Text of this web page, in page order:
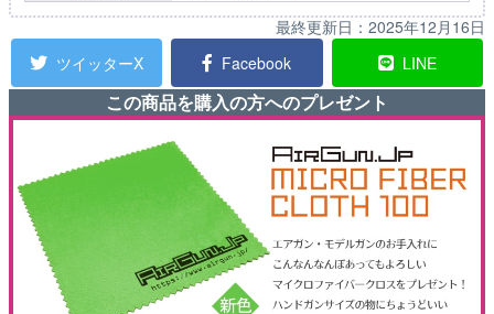
最終更新日： 2025年12月16日
ツイッターX
Facebook LINE
この商品を購入の方へのプレゼント